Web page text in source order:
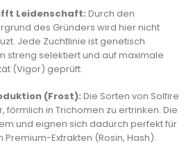
Leidenschaft: Durch den
des Gründers wird hier nicht
Jede Zuchtlinie ist genetisch
streng selektiert und auf maximale
(Vigor) geprüft.
(Frost): Die Sorten von Solfire
förmlich in Trichomen zu ertrinken. Die
und eignen sich dadurch perfekt für
Premium-Extrakten (Rosin, Hash).